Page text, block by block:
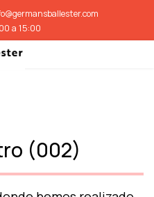
a 15:00
(002)